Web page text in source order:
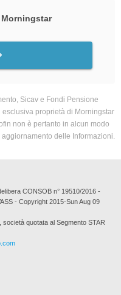
Sicav e Fondi Pensione
proprietà di Morningstar
non è pertanto in alcun modo
delle Informazioni.
CONSOB n° 19510/2016 -
- Copyright 2015-Sun Aug 09
quotata al Segmento STAR